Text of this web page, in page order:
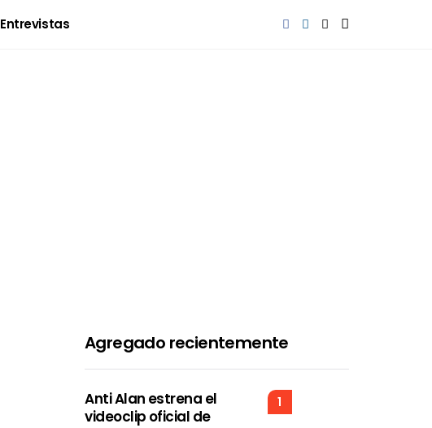
Entrevistas
Agregado recientemente
1
Anti Alan estrena el
videoclip oficial de